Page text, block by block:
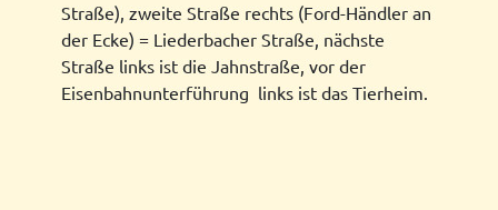
Straße), zweite Straße rechts (Ford-Händler an
der Ecke) = Liederbacher Straße, nächste
Straße links ist die Jahnstraße, vor der
Eisenbahnunterführung links ist das Tierheim.